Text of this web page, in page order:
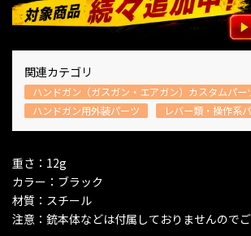
関連カテゴリ
ハンドガン（ガスガン・エアガン）カスタムパー
ハンドガン用外装パーツ
レバー類・操作系
重さ：12g
カラー：ブラック
材質：スチール
注意：銃本体などは付属しておりませんのでご